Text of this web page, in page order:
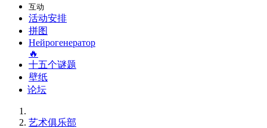
互动
活动安排
拼图
Нейрогенератор
🔥
十五个谜题
壁纸
论坛
艺术俱乐部